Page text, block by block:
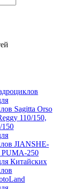
Sagitta Orso
110/150,
150
JIANSHE-
250
Китайских